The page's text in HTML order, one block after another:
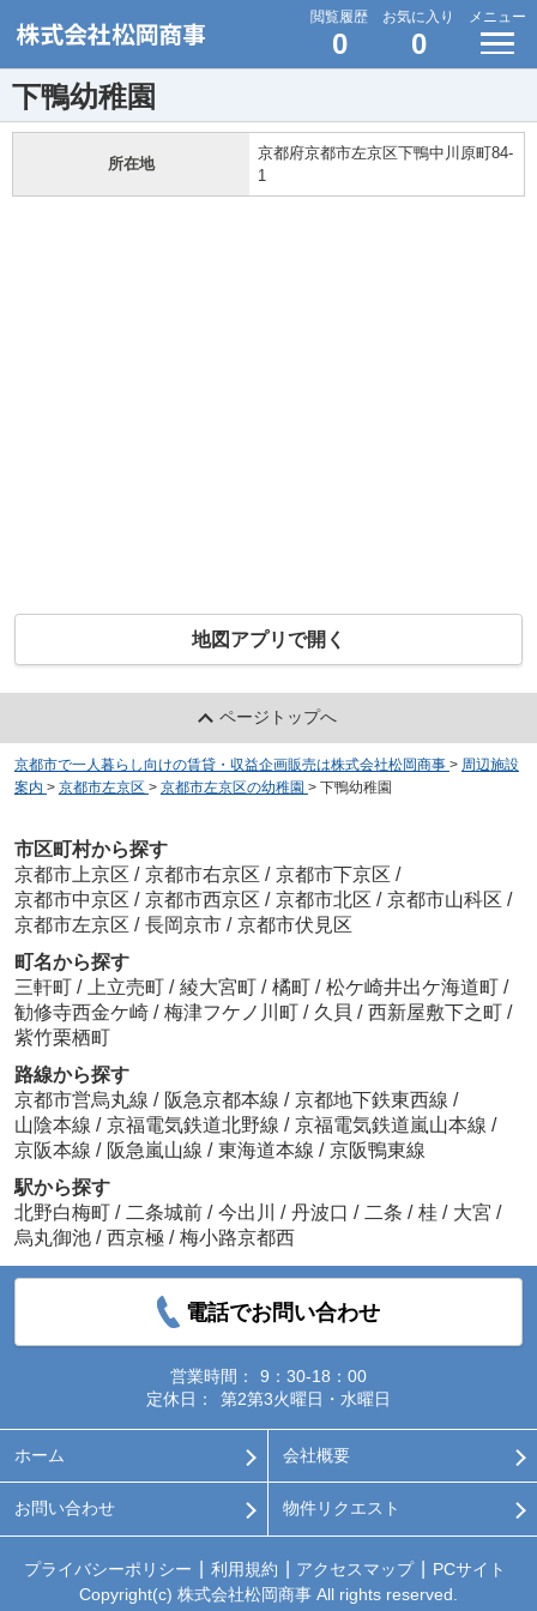
閲覧履歴
0
お気に入り
0
メニュー
下鴨幼稚園
所在地
京都府京都市左京区下鴨中川原町84-
1
地図アプリで開く
ページトップへ
京都市で一人暮らし向けの賃貸・収益企画販売は株式会社松岡商事 > 周辺施設
案内 > 京都市左京区 > 京都市左京区の幼稚園 > 下鴨幼稚園
市区町村から探す
京都市上京区 / 京都市右京区 / 京都市下京区 /
京都市中京区 / 京都市西京区 / 京都市北区 / 京都市山科区 /
京都市左京区 / 長岡京市 / 京都市伏見区
町名から探す
三軒町 / 上立売町 / 綾大宮町 / 橘町 / 松ケ崎井出ケ海道町 /
勧修寺西金ケ崎 / 梅津フケノ川町 / 久貝 / 西新屋敷下之町 /
紫竹栗栖町
路線から探す
京都市営烏丸線 / 阪急京都本線 / 京都地下鉄東西線 /
山陰本線 / 京福電気鉄道北野線 / 京福電気鉄道嵐山本線 /
京阪本線 / 阪急嵐山線 / 東海道本線 / 京阪鴨東線
駅から探す
北野白梅町 / 二条城前 / 今出川 / 丹波口 / 二条 / 桂 / 大宮 /
烏丸御池 / 西京極 / 梅小路京都西
電話でお問い合わせ
営業時間：
9：30-18：00
定休日：
第2第3火曜日・水曜日
ホーム 会社概要
お問い合わせ 物件リクエスト
プライバシーポリシー 利用規約 アクセスマップ
PCサイト
Copyright(c) 株式会社松岡商事 All rights reserved.